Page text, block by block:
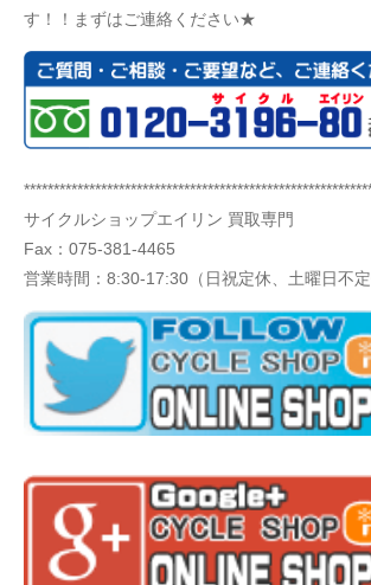
す！！まずはご連絡ください★
サイクルショップエイリン 買取専門
Fax：075-381-4465
営業時間：8:30-17:30（日祝定休、土曜日不定